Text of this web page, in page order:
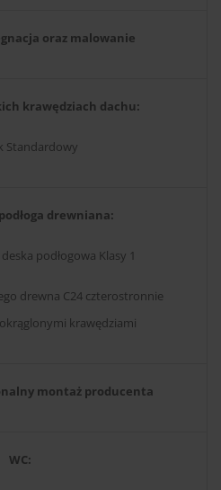
oraz malowanie
krawędziach dachu:
Standardowy
drewniana:
podłogowa Klasy 1
drewna C24 czterostronnie
krawędziami
montaż producenta
WC: